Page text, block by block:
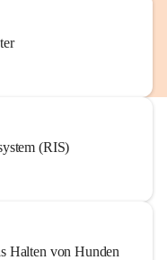
(RIS)
Halten von Hunden